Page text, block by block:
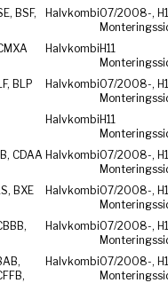
BSF,
Halvkombi07/2008-,
Halvkombi H11
BLP Halvkombi07/2008-,
Halvkombi H11
CDAA Halvkombi07/2008-,
BXE Halvkombi07/2008-,
Halvkombi07/2008-,
Halvkombi07/2008-,